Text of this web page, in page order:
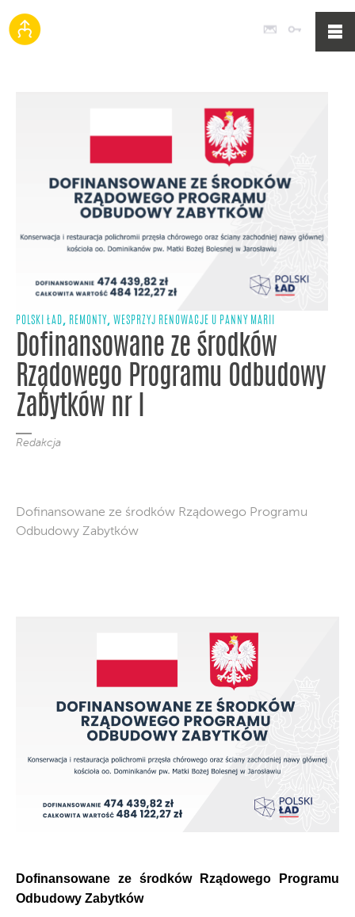
Poczta
POLSKI ŁAD, REMONTY, WESPRZYJ RENOWACJE U PANNY MARII
Dofinansowane ze środków
Rządowego Programu Odbudowy
Zabytków nr I
Redakcja
Dofinansowane ze środków Rządowego Programu
Odbudowy Zabytków
Dofinansowane ze środków Rządowego Programu
Odbudowy Zabytków